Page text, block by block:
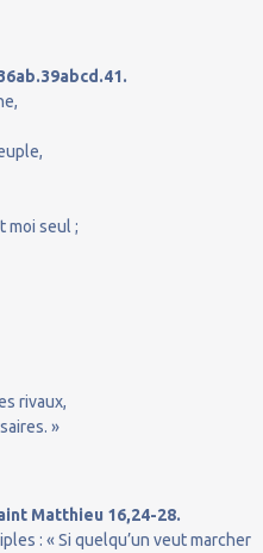
moi seul ;
rivaux,
»
Matthieu 16,24-28.
: « Si quelqu’un veut marcher